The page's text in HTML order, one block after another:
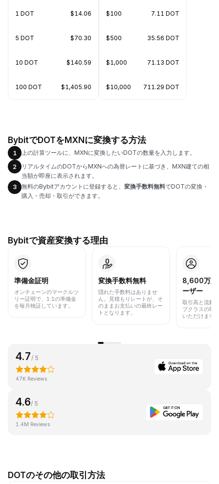
1 DOT $14.06
5 DOT $70.30
10 DOT $140.59
100 DOT $1,405.90
$100 7.11 DOT
$500 35.56 DOT
$1,000 71.13 DOT
$10,000 711.29 DOT
BybitでDOTをMXNに変換する方法
1
上の計算ツールに、MXNに変換したいDOTの数量を入力します。
2
リアルタイムのDOTからMXNへの為替レートに基づき、MXN建ての相
当額が即座に表示されます。
3
無料のBybitアカウントに登録すると、 変換手数料無料でDOTの変換・
購入・売却・取引ができます。
Bybitで資産変換する理由
準備金証明
オンチェーンのマークルツ
リー証明で、1:1の準備金
を毎月検証しています。
変換手数料無料
隠れた手数料はありませ
ん。見積もりレートが、そ
のままお支払いの最終レー
トとなります。
8,600万人
ーザー
取引高と流動
プクラスの取
いただけます
4.7/ 5
47K Reviews
4.6/ 5
1.4M Reviews
DOTのその他の取引方法